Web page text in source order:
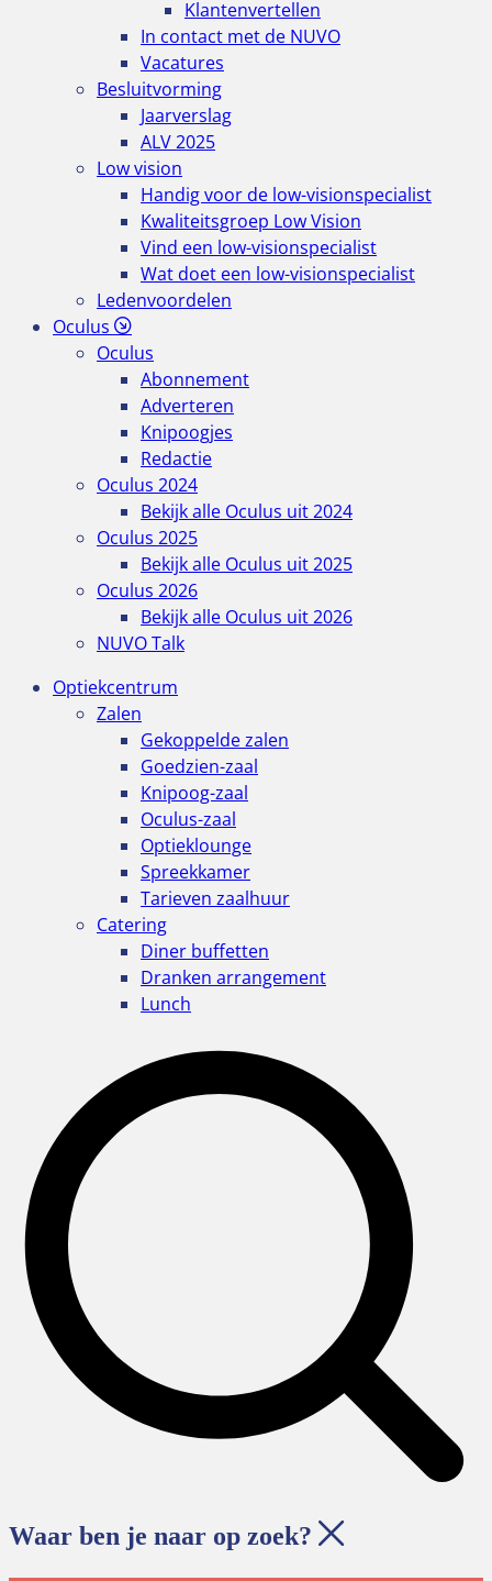
Klantenvertellen
In contact met de NUVO
Vacatures
Besluitvorming
Jaarverslag
ALV 2025
Low vision
Handig voor de low-visionspecialist
Kwaliteitsgroep Low Vision
Vind een low-visionspecialist
Wat doet een low-visionspecialist
Ledenvoordelen
Oculus
Oculus
Abonnement
Adverteren
Knipoogjes
Redactie
Oculus 2024
Bekijk alle Oculus uit 2024
Oculus 2025
Bekijk alle Oculus uit 2025
Oculus 2026
Bekijk alle Oculus uit 2026
NUVO Talk
Optiekcentrum
Zalen
Gekoppelde zalen
Goedzien-zaal
Knipoog-zaal
Oculus-zaal
Optieklounge
Spreekkamer
Tarieven zaalhuur
Catering
Diner buffetten
Dranken arrangement
Lunch
Waar ben je naar op zoek?